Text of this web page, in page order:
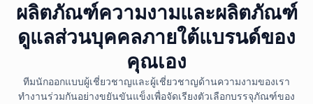
ผลิตภัณฑ์ความงามและผลิตภัณฑ์
ดูแลส่วนบุคคลภายใต้แบรนด์ของ
คุณเอง
ทีมนักออกแบบผู้เชี่ยวชาญและผู้เชี่ยวชาญด้านความงามของเรา
ทำงานร่วมกันอย่างขยันขันแข็งเพื่อจัดเรียงตัวเลือกบรรจุภัณฑ์ของ